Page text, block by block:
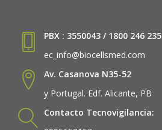
PBX : 3550043 / 1800 246 235
ec_info@biocellsmed.com
Av. Casanova N35-52
y Portugal. Edf. Alicante, PB
Contacto Tecnovigilancia: